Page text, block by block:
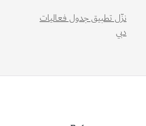
نزّل تطبيق جدول فعاليات